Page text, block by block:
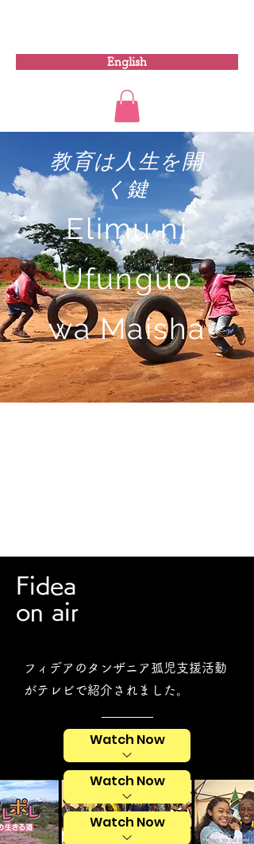
English
教育は人生を開
く鍵
Elimu ni
Ufunguo
wa Maisha
Fidea
on air
フィデアのタンザニア孤児支援活動
がテレビで紹介されました。
Watch Now
Watch Now
Watch Now